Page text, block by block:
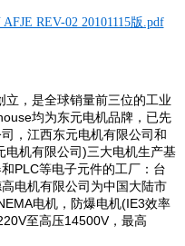
REV-02 20101115版.pdf
，是全球销量前三位的工业
均为东元电机品牌，已先
，江西东元电机有限公司和
电机有限公司)三大电机生产基
PLC等电子元件的工厂：台
电机有限公司为中国大陆市
电机，防爆电机(IE3效率
至高压14500V，最高